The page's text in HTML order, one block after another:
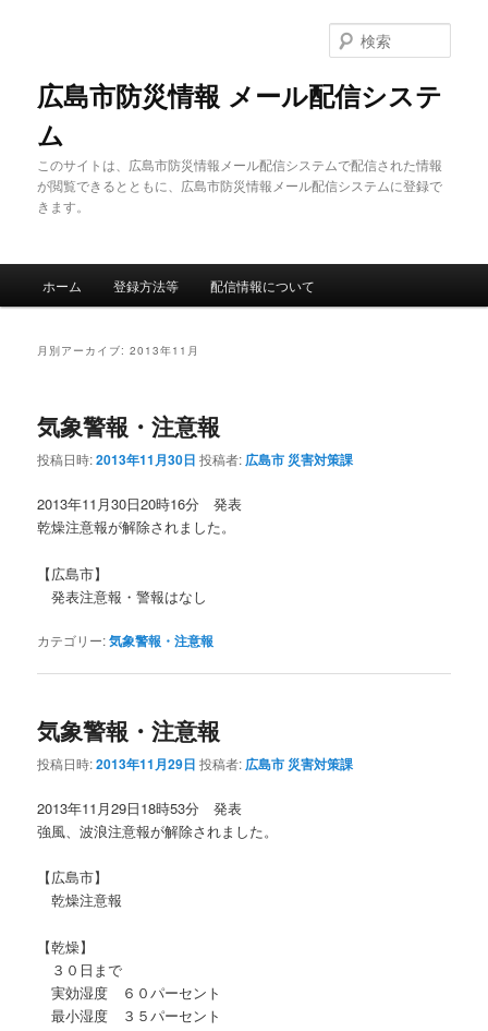
広島市防災情報 メール配信システ
ム
このサイトは、広島市防災情報メール配信システムで配信された情報
が閲覧できるとともに、広島市防災情報メール配信システムに登録で
きます。
索
ホーム 登録方法等 配信情報について
月別アーカイブ:2013年11月
気象警報・注意報
投稿日時:2013年11月30日 投稿者: 広島市 災害対策課
2013年11月30日20時16分 発表
乾燥注意報が解除されました。
【広島市】
発表注意報・警報はなし
カテゴリー:気象警報・注意報
気象警報・注意報
投稿日時:2013年11月29日 投稿者: 広島市 災害対策課
2013年11月29日18時53分 発表
強風、波浪注意報が解除されました。
【広島市】
乾燥注意報
【乾燥】
３０日まで
実効湿度 ６０パーセント
最小湿度 ３５パーセント